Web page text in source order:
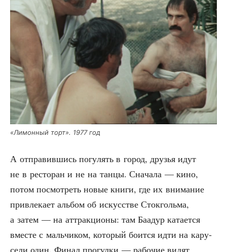
«Лимон­ный торт». 1977 год
А отпра­вив­шись погу­лять в город, дру­зья идут
не в ресто­ран и не на тан­цы. Сна­ча­ла — кино,
потом посмот­реть новые кни­ги, где их вни­ма­ние
при­вле­ка­ет аль­бом об искус­стве Сток­голь­ма,
а затем — на аттрак­ци­о­ны: там Баа­дур ката­ет­ся
вме­сте с маль­чи­ком, кото­рый боит­ся идти на кару­
се­ли один. Финал про­гул­ки — рабо­чие видят